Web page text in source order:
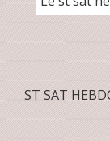
ST SAT